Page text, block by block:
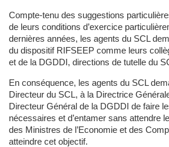
Compte-tenu des suggestions
de leurs conditions d’exercice
dernières années, les agents du SCL
du dispositif RIFSEEP comme leurs
et de la DGDDI, directions de tutelle du
En conséquence, les agents du SCL
Directeur du SCL, à la Directrice
Directeur Général de la DGDDI de faire
nécessaires et d’entamer sans attendre
des Ministres de l’Economie et des
atteindre cet objectif.